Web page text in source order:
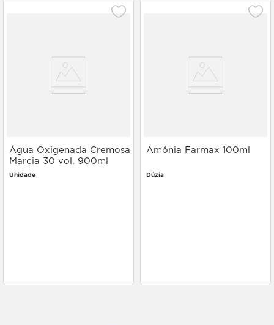
Água Oxigenada Cremosa
Marcia 30 vol. 900ml
Unidade
Amônia Farmax 100ml
Dúzia